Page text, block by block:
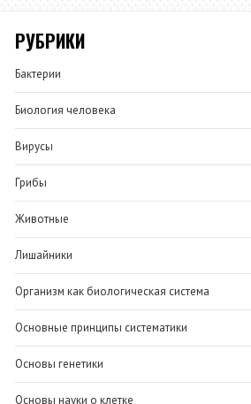
РУБРИКИ
Бактерии
Биология человека
Вирусы
Грибы
Животные
Лишайники
Организм как биологическая система
Основные принципы систематики
Основы генетики
Основы науки о клетке